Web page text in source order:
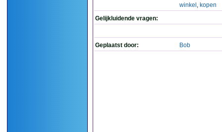
winkel , kopen
Gelijkluidende vragen:
Geplaatst door: Bob